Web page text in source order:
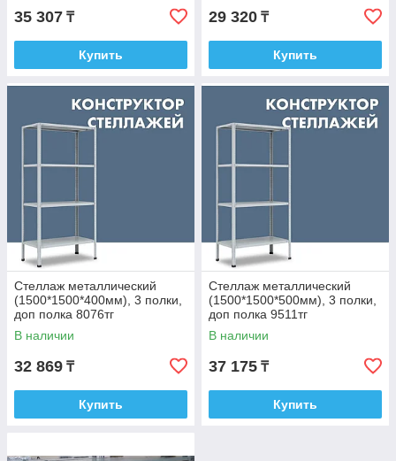
35 307 ₸
Купить
29 320 ₸
Купить
Стеллаж металлический
(1500*1500*400мм), 3 полки,
доп полка 8076тг
В наличии
32 869 ₸
Купить
Стеллаж металлический
(1500*1500*500мм), 3 полки,
доп полка 9511тг
В наличии
37 175 ₸
Купить